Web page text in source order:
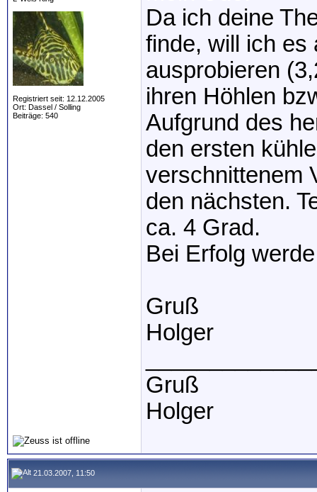
Registriert seit: 12.12.2005
Ort: Dassel / Solling
Beiträge: 540
Da ich deine
finde, will ich es
ausprobieren
ihren Höhlen
Aufgrund des
den ersten
verschnittenem
den nächsten.
ca. 4 Grad.
Bei Erfolg
Gruß
Holger
Gruß
Holger
21.03.2007, 11:50